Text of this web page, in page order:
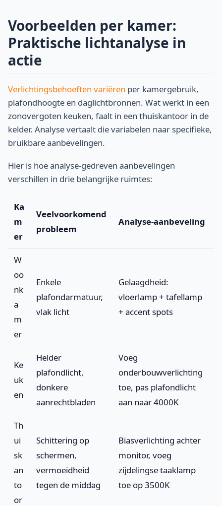
Voorbeelden per kamer:
Praktische lichtanalyse in
actie
Verlichtingsbehoeften variëren per kamergebruik,
plafondhoogte en daglichtbronnen. Wat werkt in een
zonovergoten keuken, faalt in een thuiskantoor in de
kelder. Analyse vertaalt die variabelen naar specifieke,
bruikbare aanbevelingen.
Hier is hoe analyse-gedreven aanbevelingen
verschillen in drie belangrijke ruimtes:
Ka
m
er
Veelvoorkomend
probleem
Analyse-aanbeveling
W
oo
nk
a
m
er
Enkele
plafondarmatuur,
vlak licht
Gelaagdheid:
vloerlamp + tafellamp
+ accent spots
Ke
uk
en
Helder
plafondlicht,
donkere
aanrechtbladen
Voeg
onderbouwverlichting
toe, pas plafondlicht
aan naar 4000K
Th
ui
sk
an
to
or
Schittering op
schermen,
vermoeidheid
tegen de middag
Biasverlichting achter
monitor, voeg
zijdelingse taaklamp
toe op 3500K